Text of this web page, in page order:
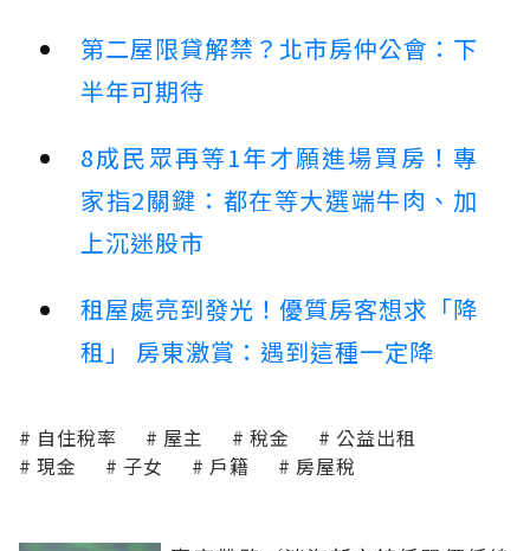
第二屋限貸解禁？北市房仲公會：下
半年可期待
8成民眾再等1年才願進場買房！專
家指2關鍵：都在等大選端牛肉、加
上沉迷股市
租屋處亮到發光！優質房客想求「降
租」 房東激賞：遇到這種一定降
自住稅率 屋主 稅金
公益出租
現金
子女 戶籍 房屋稅